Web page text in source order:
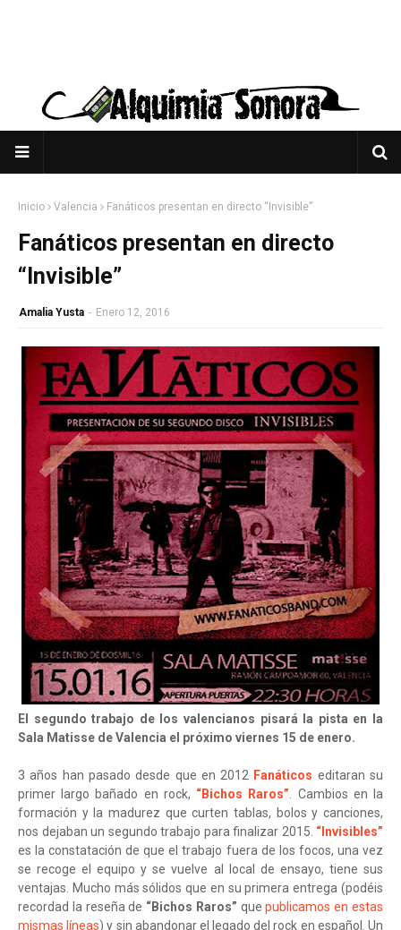
Inicio Valencia Fanáticos presentan en directo “Invisible”
Fanáticos presentan en directo
“Invisible”
Amalia Yusta - Enero 12, 2016
El segundo trabajo de los valencianos pisará la pista en la
Sala Matisse de Valencia el próximo viernes 15 de enero.
3 años han pasado desde que en 2012 Fanáticos editaran su
primer largo bañado en rock, “Bichos Raros”. Cambios en la
formación y la madurez que curten tablas, bolos y canciones,
nos dejaban un segundo trabajo para finalizar 2015. “Invisibles”
es la constatación de que el trabajo fuera de los focos, una vez
se recoge el equipo y se vuelve al local de ensayo, tiene sus
ventajas. Mucho más sólidos que en su primera entrega (podéis
recordad la reseña de “Bichos Raros” quepublicamos en estas
mismas líneas) y sin abandonar el legado del rock en español. Un